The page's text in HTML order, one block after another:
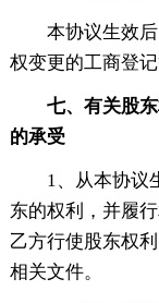
本协议生效
权变更的工商登记
七、有关股
的承受
1、从本协议
东的权利，并履
乙方行使股东权
相关文件。